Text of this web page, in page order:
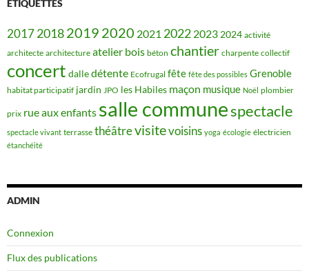
ÉTIQUETTES
201720182019 2020 2021 2022 2023 2024 activité
architecte architecture atelier bois béton chantier charpente collectif
concert dalledétente Ecofrugal fête fête des possibles Grenoble
habitat participatif jardin JPO les Habiles maçon musique Noël plombier
prix rue aux enfants salle communespectacle
spectacle vivant terrasse théâtrevisitevoisins yoga écologie électricien
étanchéité
ADMIN
Connexion
Flux des publications